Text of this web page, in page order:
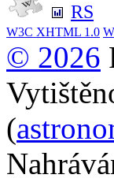
RS
W3C XHTML 1.0
© 2026
(